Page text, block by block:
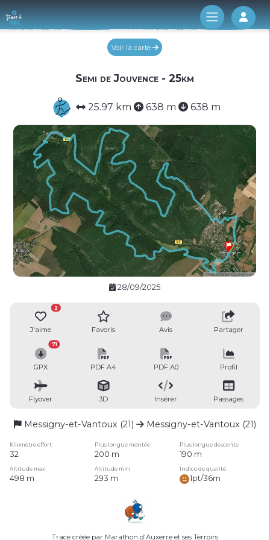
Log
Voir la carte
Semi de Jouvence - 25km
25.97 km 638 m 638 m
28/09/2025
J'aime
2
Favoris Avis Partager
GPX
71
PDF A4 PDF A0 Profil
Flyover 3D Insérer Passages
Messigny-et-Vantoux (21) Messigny-et-Vantoux (21)
Kilomètre effort Plus longue montée Plus longue descente
32 200 m 190 m
Altitude max Altitude min Indice de qualité
498 m 293 m 1pt/36m
Trace créée par Marathon d'Auxerre et ses Terroirs